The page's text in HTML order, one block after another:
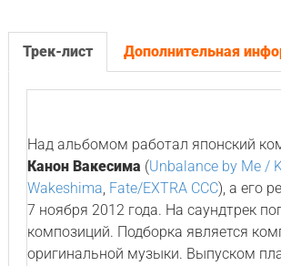
Трек-лист Дополнительная
Над альбомом работал японский
Канон Вакесима (Unbalance by Me /
Wakeshima, Fate/EXTRA CCC), а его
7 ноября 2012 года. На саундтрек
композиций. Подборка является
оригинальной музыки. Выпуском